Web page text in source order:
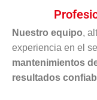
Nuestro equipo,
experiencia en el
mantenimientos
resultados